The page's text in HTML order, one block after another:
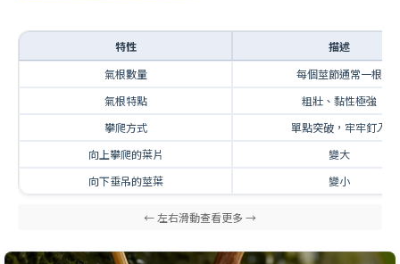
特性
描述
氣根數量
每個莖節通常一根
氣根特點
粗壯、黏性極強
攀爬方式
單點突破，牢牢釘入
向上攀爬的葉片
變大
向下垂吊的莖葉
變小